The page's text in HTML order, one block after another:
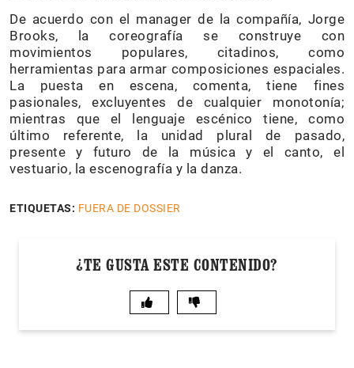
De acuerdo con el manager de la compañía, Jorge
Brooks, la coreografía se construye con
movimientos populares, citadinos, como
herramientas para armar composiciones espaciales.
La puesta en escena, comenta, tiene fines
pasionales, excluyentes de cualquier monotonía;
mientras que el lenguaje escénico tiene, como
último referente, la unidad plural de pasado,
presente y futuro de la música y el canto, el
vestuario, la escenografía y la danza.
ETIQUETAS: FUERA DE DOSSIER
¿TE GUSTA ESTE CONTENIDO?